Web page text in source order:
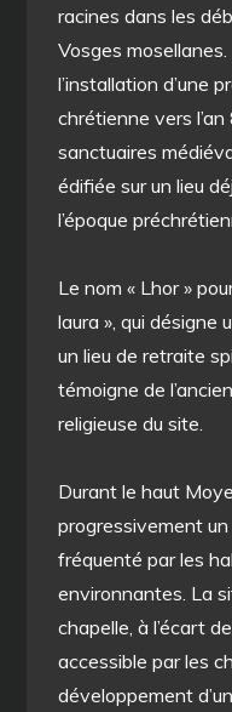
racines dans les
Vosges
l’installation d’une
chrétienne vers
sanctuaires
édifiée sur un lieu
l’époque
Le nom « Lhor »
laura », qui désigne
un lieu de retraite
témoigne de
religieuse du site.
Durant le haut
progressivement
fréquenté par les
environnantes. La
chapelle, à l’écart
accessible par les
développement